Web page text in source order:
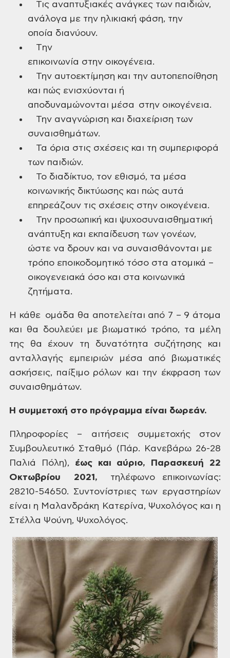
Τις αναπτυξιακές ανάγκες των παιδιών,
ανάλογα με την ηλικιακή φάση, την
οποία διανύουν.
Tην
επικοινωνία στην οικογένεια.
Την αυτοεκτίμηση και την αυτοπεποίθηση
και πώς ενισχύονται ή
αποδυναμώνονται μέσα στην οικογένεια.
Την αναγνώριση και διαχείριση των
συναισθημάτων.
Τα όρια στις σχέσεις και τη συμπεριφορά
των παιδιών.
Το διαδίκτυο, τον εθισμό, τα μέσα
κοινωνικής δικτύωσης και πώς αυτά
επηρεάζουν τις σχέσεις στην οικογένεια.
Την προσωπική και ψυχοσυναισθηματική
ανάπτυξη και εκπαίδευση των γονέων,
ώστε να δρουν και να συναισθάνονται με
τρόπο εποικοδομητικό τόσο στα ατομικά –
οικογενειακά όσο και στα κοινωνικά
ζητήματα.
Η κάθε ομάδα θα αποτελείται από 7 – 9 άτομα
και θα δουλεύει με βιωματικό τρόπο, τα μέλη
της θα έχουν τη δυνατότητα συζήτησης και
ανταλλαγής εμπειριών μέσα από βιωματικές
ασκήσεις, παίξιμο ρόλων και την έκφραση των
συναισθημάτων.
Η συμμετοχή στο πρόγραμμα είναι δωρεάν.
Πληροφορίες – αιτήσεις συμμετοχής στον
Συμβουλευτικό Σταθμό (Πάρ. Κανεβάρω 26-28
Παλιά
Πόλη), έως και αύριο, Παρασκευή 22
Οκτωβρίου
2021,
τηλέφωνο επικοινωνίας:
28210-54650. Συντονίστριες των εργαστηρίων
είναι η Μαλανδράκη Κατερίνα, Ψυχολόγος και η
Στέλλα Ψούνη, Ψυχολόγος.